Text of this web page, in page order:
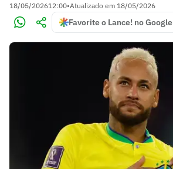
18/05/202612:00•Atualizado em 18/05/2026
Favorite o Lance! no Google